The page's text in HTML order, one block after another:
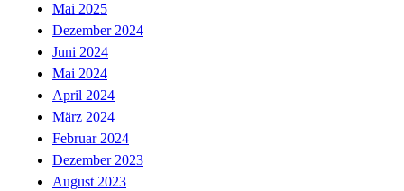
Mai 2025
Dezember 2024
Juni 2024
Mai 2024
April 2024
März 2024
Februar 2024
Dezember 2023
August 2023